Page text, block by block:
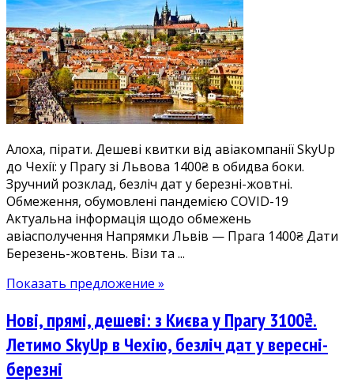
квитки
Львів
—
Прага
1400₴
на
весну-
осінь
Алоха, пірати. Дешеві квитки від авіакомпанії SkyUp
до Чехії: у Прагу зі Львова 1400₴ в обидва боки.
Зручний розклад, безліч дат у березні-жовтні.
Обмеження, обумовлені пандемією COVID-19
Актуальна інформація щодо обмежень
авіасполучення Напрямки Львів — Прага 1400₴ Дати
Березень-жовтень. Візи та ...
Показать предложение »
Нові, прямі, дешеві: з Києва у Прагу 3100₴.
Летимо SkyUp в Чехію, безліч дат у вересні-
березні